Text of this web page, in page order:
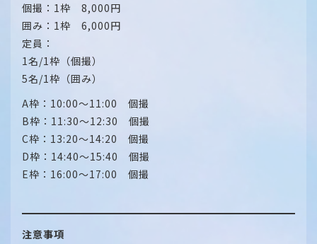
個撮：1枠 8,000円
囲み：1枠 6,000円
定員：
1名/1枠（個撮）
5名/1枠（囲み）
A枠：10:00～11:00 個撮
B枠：11:30～12:30 個撮
C枠：13:20～14:20 個撮
D枠：14:40～15:40 個撮
E枠：16:00～17:00 個撮
注意事項